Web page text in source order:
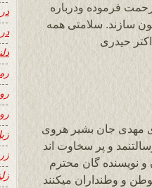
24 ساعت قبول زحمت فرموده ودرباره
سازند. سلامتی همه
حیدری
مهدی جان بشیر هروی
و پر سخاوت اند
نویسنده گان محترم
و وطنداران میکنند